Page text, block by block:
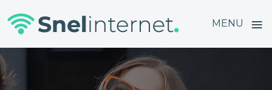
MENU ≡
Skip
to
content